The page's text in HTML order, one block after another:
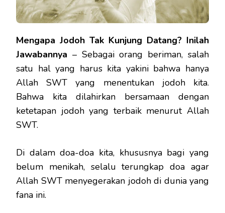
Mengapa Jodoh Tak Kunjung Datang? Inilah
Jawabannya – Sebagai orang beriman, salah
satu hal yang harus kita yakini bahwa hanya
Allah SWT yang menentukan jodoh kita.
Bahwa kita dilahirkan bersamaan dengan
ketetapan jodoh yang terbaik menurut Allah
SWT.
Di dalam doa-doa kita, khususnya bagi yang
belum menikah, selalu terungkap doa agar
Allah SWT menyegerakan jodoh di dunia yang
fana ini.